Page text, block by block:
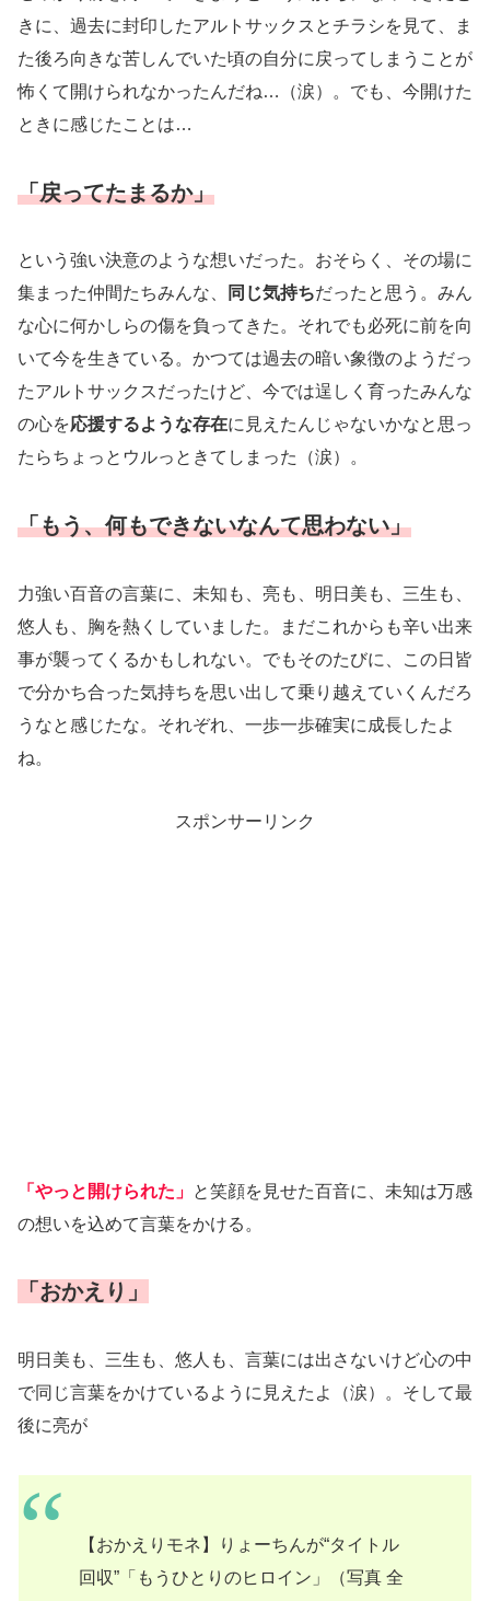
きに、過去に封印したアルトサックスとチラシを見て、ま
た後ろ向きな苦しんでいた頃の自分に戻ってしまうことが
怖くて開けられなかったんだね…（涙）。でも、今開けた
ときに感じたことは…
「戻ってたまるか」
という強い決意のような想いだった。おそらく、その場に
集まった仲間たちみんな、
同じ気持ちだったと思う。みん
な心に何かしらの傷を負ってきた。それでも必死に前を向
いて今を生きている。かつては過去の暗い象徴のようだっ
たアルトサックスだったけど、今では逞しく育ったみんな
の心を応援するような存在に見えたんじゃないかなと思っ
たらちょっとウルっときてしまった（涙）。
「もう、何もできないなんて思わない」
力強い百音の言葉に、未知も、亮も、明日美も、三生も、
悠人も、胸を熱くしていました。まだこれからも辛い出来
事が襲ってくるかもしれない。でもそのたびに、この日皆
で分かち合った気持ちを思い出して乗り越えていくんだろ
うなと感じたな。それぞれ、一歩一歩確実に成長したよ
ね。
スポンサーリンク
「やっと開けられた」 と笑顔を見せた百音に、未知は万感
の想いを込めて言葉をかける。
「おかえり」
明日美も、三生も、悠人も、言葉には出さないけど心の中
で同じ言葉をかけているように見えたよ（涙）。そして最
後に亮が
【おかえりモネ】りょーちんが“タイトル
回収”「もうひとりのヒロイン」（写真 全